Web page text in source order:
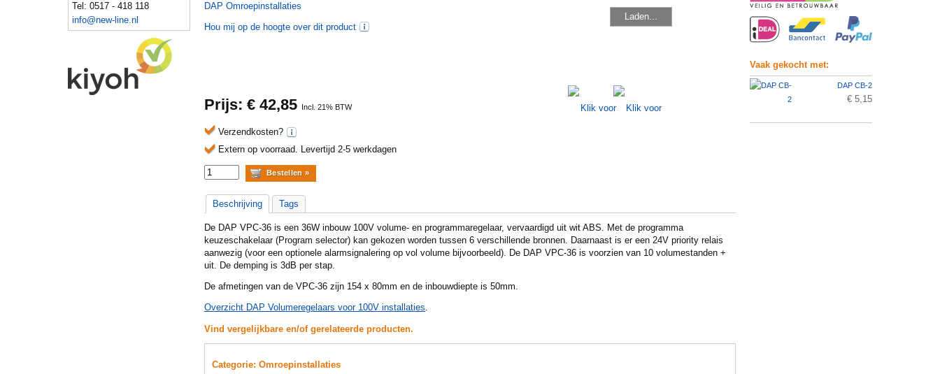
Laden...
DAP Omroepinstallaties
Hou mij op de hoogte over dit product
Prijs: € 42,85 Incl. 21% BTW
Verzendkosten?
Extern op voorraad. Levertijd 2-5 werkdagen
Beschrijving Tags
De DAP VPC-36 is een 36W inbouw 100V volume- en programmaregelaar, vervaardigd uit wit ABS. Met de programma
keuzeschakelaar (Program selector) kan gekozen worden tussen 6 verschillende bronnen. Daarnaast is er een 24V priority relais
aanwezig (voor een optionele alarmsignalering op vol volume bijvoorbeeld). De DAP VPC-36 is voorzien van 10 volumestanden +
uit. De demping is 3dB per stap.
De afmetingen van de VPC-36 zijn 154 x 80mm en de inbouwdiepte is 50mm.
Overzicht DAP Volumeregelaars voor 100V installaties.
Vind vergelijkbare en/of gerelateerde producten.
Categorie: Omroepinstallaties
Tel: 0517 - 418 118
info@new-line.nl
Vaak gekocht met:
DAP CB-2
€ 5,15